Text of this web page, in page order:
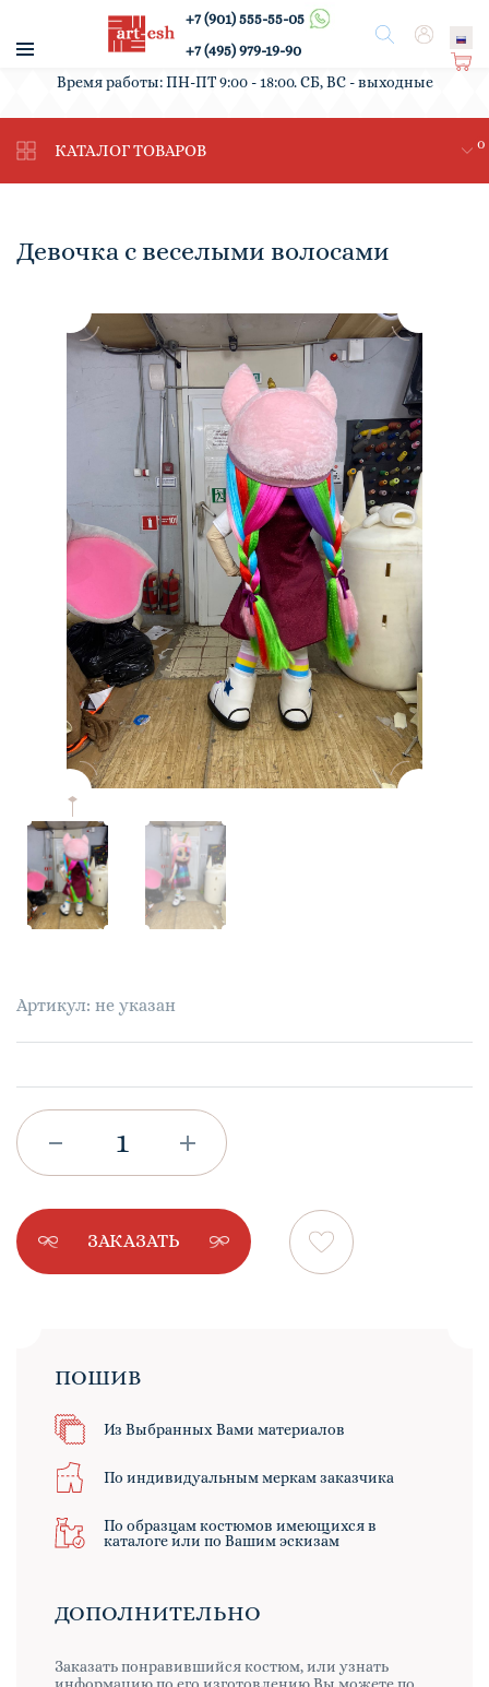
Поиск
+7 (901) 555-55-05
+7 (495) 979-19-90
Ко
ин
а
0
Вход
/
Время работы: ПН-ПТ 9:00 - 18:00. СБ, ВС - выходные
КАТАЛОГ ТОВАРОВ
Девочка с веселыми волосами
Артикул: не указан
ЗАКАЗАТЬ
ПОШИВ
Из Выбранных Вами материалов
По индивидуальным меркам заказчика
По образцам костюмов имеющихся в
каталоге или по Вашим эскизам
ДОПОЛНИТЕЛЬНО
Заказать понравившийся костюм, или узнать